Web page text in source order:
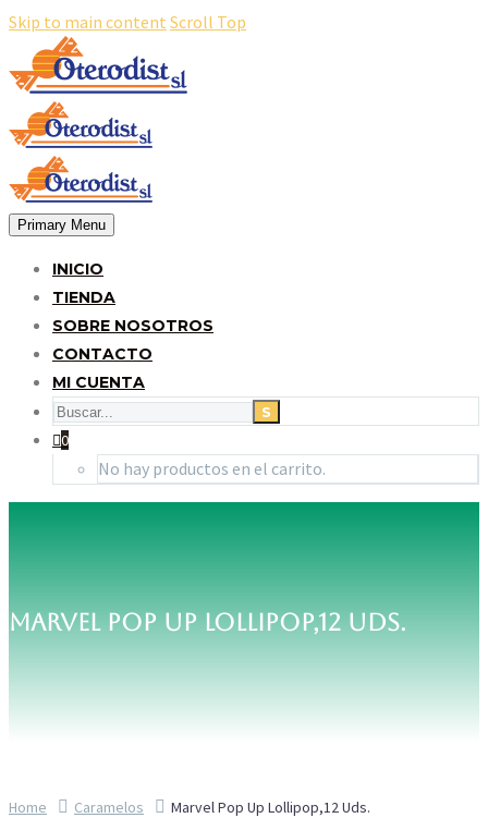
Skip to main content Scroll Top
Primary Menu
INICIO
TIENDA
SOBRE NOSOTROS
CONTACTO
MI CUENTA
0
No hay productos en el carrito.
MARVEL POP UP LOLLIPOP,12 UDS.
Home Caramelos Marvel Pop Up Lollipop,12 Uds.